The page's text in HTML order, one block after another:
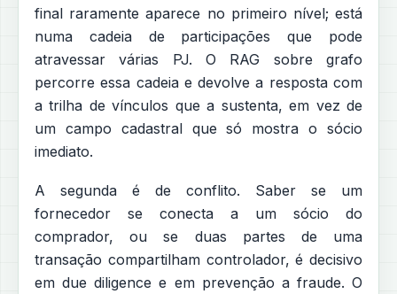
final raramente aparece no primeiro nível; está
numa cadeia de participações que pode
atravessar várias PJ. O RAG sobre grafo
percorre essa cadeia e devolve a resposta com
a trilha de vínculos que a sustenta, em vez de
um campo cadastral que só mostra o sócio
imediato.
A segunda é de conflito. Saber se um
fornecedor se conecta a um sócio do
comprador, ou se duas partes de uma
transação compartilham controlador, é decisivo
em due diligence e em prevenção a fraude. O